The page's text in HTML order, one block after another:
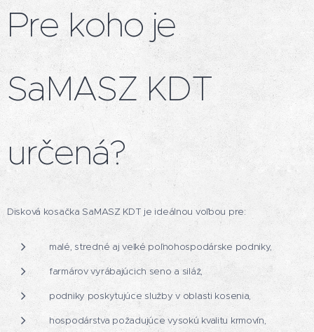
Pre koho je
SaMASZ KDT
určená?
Disková kosačka SaMASZ KDT je ideálnou voľbou pre:
malé, stredné aj veľké poľnohospodárske podniky,
farmárov vyrábajúcich seno a siláž,
podniky poskytujúce služby v oblasti kosenia,
hospodárstva požadujúce vysokú kvalitu krmovín,